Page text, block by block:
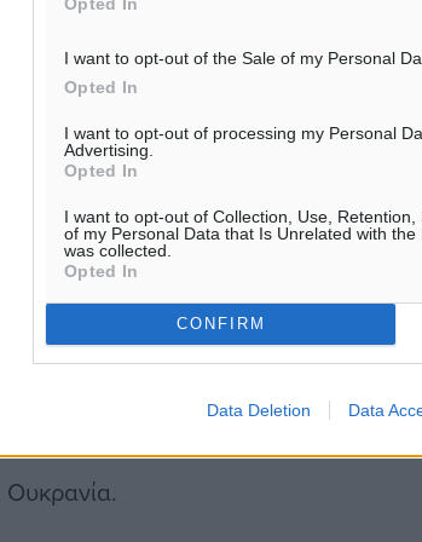
I want to opt-out of the Sale of my Personal
Opted In
I want to opt-out of processing my Personal
Advertising.
Opted In
I want to opt-out of Collection, Use,
of my Personal Data that Is Unrelated with
was collected.
Opted In
CONFIRM
Data Deletion Data
Ιρλανδία.
Βέλγιο.